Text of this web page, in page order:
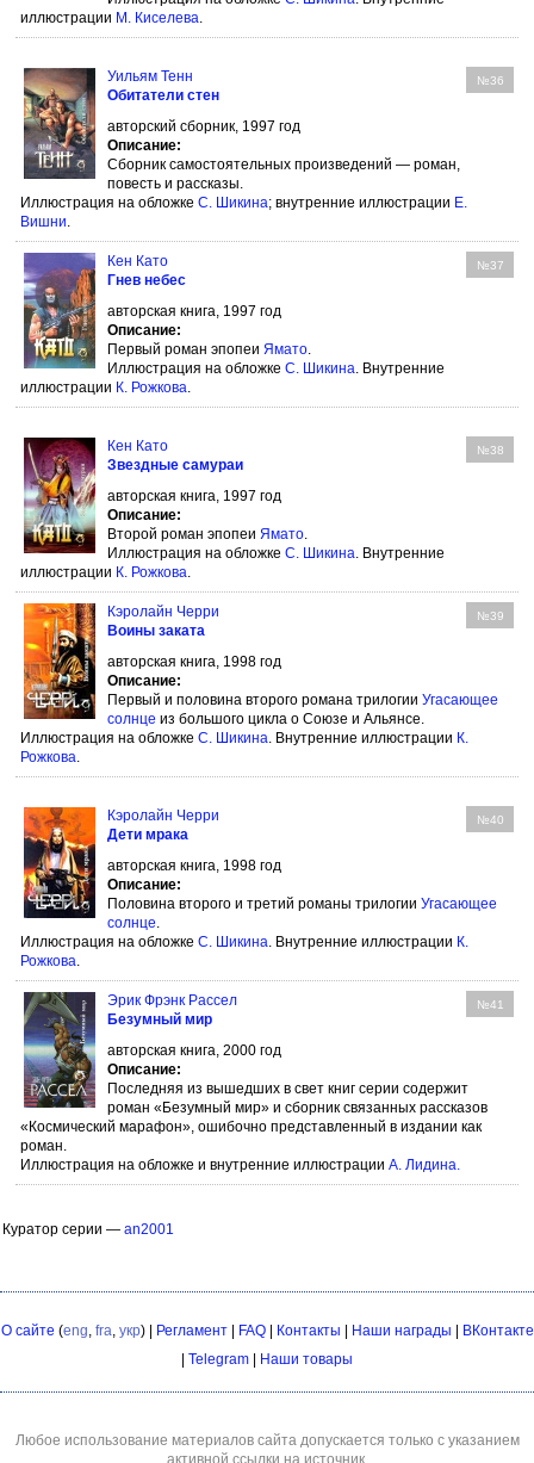
иллюстрации М. Киселева.
Уильям Тенн №36
Обитатели стен
авторский сборник, 1997 год
Описание:
Сборник самостоятельных произведений — роман,
повесть и рассказы.
Иллюстрация на обложке С. Шикина; внутренние иллюстрации Е.
Вишни.
Кен Като №37
Гнев небес
авторская книга, 1997 год
Описание:
Первый роман эпопеи Ямато.
Иллюстрация на обложке С. Шикина. Внутренние
иллюстрации К. Рожкова.
Кен Като №38
Звездные самураи
авторская книга, 1997 год
Описание:
Второй роман эпопеи Ямато.
Иллюстрация на обложке С. Шикина. Внутренние
иллюстрации К. Рожкова.
Кэролайн Черри №39
Воины заката
авторская книга, 1998 год
Описание:
Первый и половина второго романа трилогии Угасающее
солнце из большого цикла о Союзе и Альянсе.
Иллюстрация на обложке С. Шикина. Внутренние иллюстрации К.
Рожкова.
Кэролайн Черри №40
Дети мрака
авторская книга, 1998 год
Описание:
Половина второго и третий романы трилогии Угасающее
солнце.
Иллюстрация на обложке С. Шикина. Внутренние иллюстрации К.
Рожкова.
Эрик Фрэнк Рассел №41
Безумный мир
авторская книга, 2000 год
Описание:
Последняя из вышедших в свет книг серии содержит
роман «Безумный мир» и сборник связанных рассказов
«Космический марафон», ошибочно представленный в издании как
роман.
Иллюстрация на обложке и внутренние иллюстрации А. Лидина.
Куратор серии — an2001
О сайте (eng, fra, укр) | Регламент| FAQ| Контакты Наши награды
ВКонтакте
Telegram Наши товары
Любое использование материалов сайта допускается только с указанием
активной ссылки на источник.